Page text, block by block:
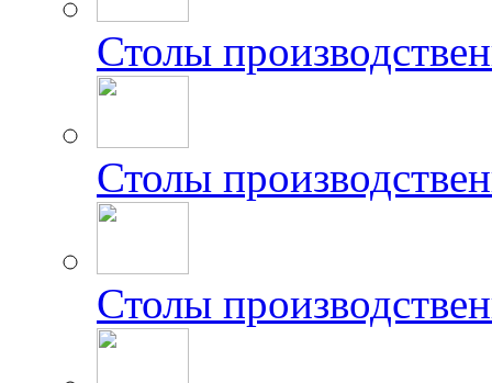
Столы
Столы
Столы